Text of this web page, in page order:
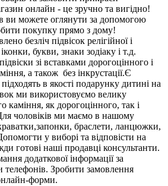
онлайн - це зручно та вигідно!
ви можете оглянути за допомогою
покупку прямо з дому!
безліч підвісок релігійної і
букви, знаки зодіаку і т.д.
зі вставками дорогоцінного і
а також без інкрустації.Є
в якості подарунку дитині на
ми використовуємо велику
каміння, як дорогоцінного, так і
чоловіків ми маємо в нашому
краватки,запонки, браслети, ланцюжки,
у виборі та відповісти на
готові наші продавці консультанти.
додаткової інформації за
Зробити замовлення
форми.